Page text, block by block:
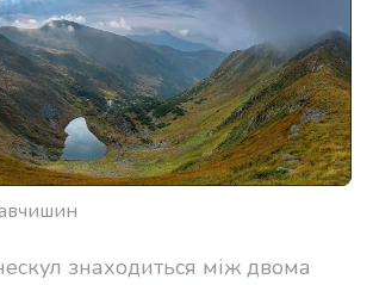
знаходиться між двома